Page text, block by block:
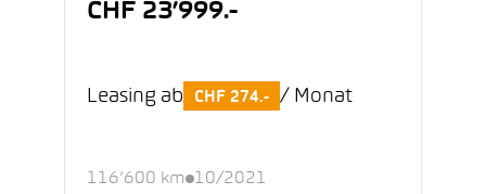
CHF 23’999.-
Leasing ab CHF 274.- / Monat
116’600 km 10/2021